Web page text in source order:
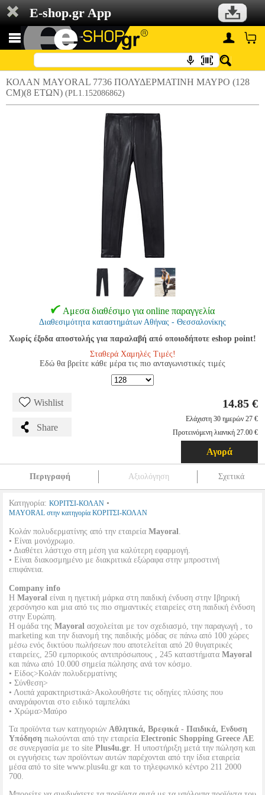
E-shop.gr App
ΚΟΛΑΝ MAYORAL 7736 ΠΟΛΥΔΕΡΜΑΤΙΝΗ ΜΑΥΡΟ (128
CM)(8 ΕΤΩΝ) (PL1.152086862)
Αμεσα διαθέσιμο για online παραγγελία
Διαθεσιμότητα καταστημάτων Αθήνας - Θεσσαλονίκης
Χωρίς έξοδα αποστολής για παραλαβή από οποιοδήποτε eshop point!
Σταθερά Χαμηλές Τιμές!
Εδώ θα βρείτε κάθε μέρα τις πιο ανταγωνιστικές τιμές
Wishlist
Share
14.85 €
Ελάχιστη 30 ημερών 27 €
Προτεινόμενη λιανική 27.00 €
Αγορά
Περιγραφή Αξιολόγηση Σχετικά
Κατηγορία: ΚΟΡΙΤΣΙ-ΚΟΛΑΝ •
MAYORAL στην κατηγορία ΚΟΡΙΤΣΙ-ΚΟΛΑΝ
Κολάν πολυδερματίνης από την εταιρεία Mayoral.
• Είναι μονόχρωμο.
• Διαθέτει λάστιχο στη μέση για καλύτερη εφαρμογή.
• Είναι διακοσμημένο με διακριτικά εξώραφα στην μπροστινή
επιφάνεια.
Company info
Η Mayoral είναι η ηγετική μάρκα στη παιδική ένδυση στην Ιβηρική
χερσόνησο και μια από τις πιο σημαντικές εταιρείες στη παιδική ένδυση
στην Ευρώπη.
Η ομάδα της Mayoral ασχολείται με τον σχεδιασμό, την παραγωγή , το
marketing και την διανομή της παιδικής μόδας σε πάνω από 100 χώρες
μέσω ενός δικτύου πωλήσεων που αποτελείται από 20 θυγατρικές
εταιρείες, 250 εμπορικούς αντιπρόσωπους , 245 καταστήματα Mayoral
και πάνω από 10.000 σημεία πώλησης ανά τον κόσμο.
• Είδος>Κολάν πολυδερματίνης
• Σύνθεση>
• Λοιπά χαρακτηριστικά>Ακολουθήστε τις οδηγίες πλύσης που
αναγράφονται στο ειδικό ταμπελάκι
• Χρώμα>Μαύρο
Τα προϊόντα των κατηγοριών Αθλητικά, Βρεφικά - Παιδικά, Ενδυση
Υπόδηση πωλούνται από την εταιρεία Electronic Shopping Greece ΑΕ
σε συνεργασία με το site Plus4u.gr. Η υποστήριξη μετά την πώληση και
οι εγγυήσεις των προϊόντων αυτών παρέχονται από την ίδια εταιρεία
μέσα από το site www.plus4u.gr και το τηλεφωνικό κέντρο 211 2000
700.